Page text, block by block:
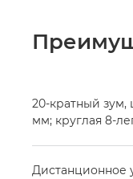
20-кратный зум,
мм; круглая 8-
Дистанционное